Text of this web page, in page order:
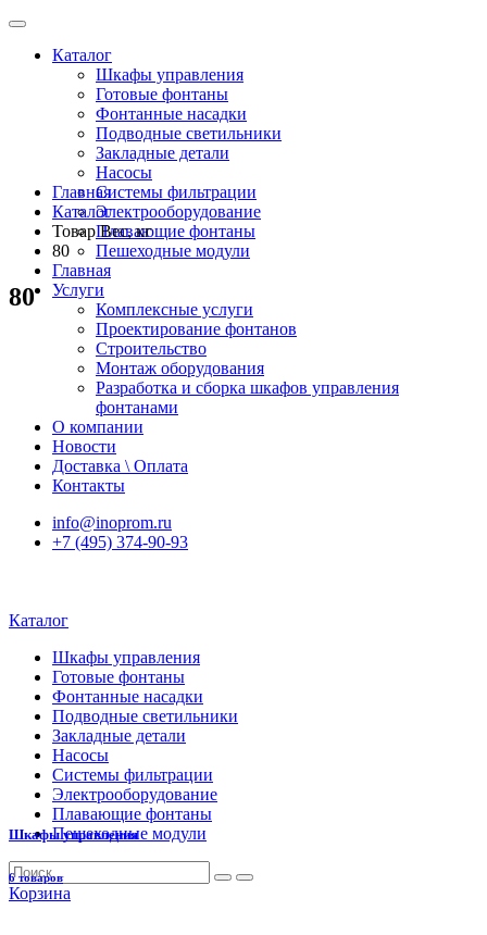
Каталог
Шкафы управления
Готовые фонтаны
Фонтанные насадки
Подводные светильники
Закладные детали
Насосы
Системы фильтрации
Электрооборудование
Плавающие фонтаны
Пешеходные модули
Главная
Услуги
Комплексные услуги
Проектирование фонтанов
Строительство
Монтаж оборудования
Разработка и сборка шкафов управления
фонтанами
О компании
Новости
Доставка \ Оплата
Контакты
info@inoprom.ru
+7 (495) 374-90-93
Каталог
Шкафы управления
Готовые фонтаны
Фонтанные насадки
Подводные светильники
Закладные детали
Насосы
Системы фильтрации
Электрооборудование
Плавающие фонтаны
Пешеходные модули
Корзина
Главная
Каталог
Товар Вес, кг
80
80
Шкафы управления
6 товаров